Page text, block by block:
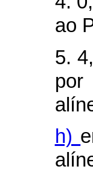
ao
5.
por
h)